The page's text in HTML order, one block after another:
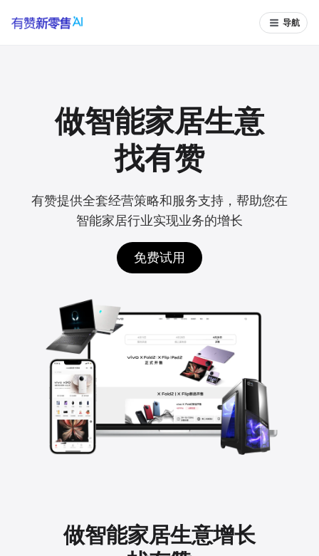
导航
做智能家居生意
找有赞
有赞提供全套经营策略和服务支持，帮助您在
智能家居行业实现业务的增长
免费试用
做智能家居生意增长